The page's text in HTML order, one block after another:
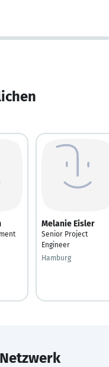
Melanie Eisler
Senior Project
Engineer
Hamburg